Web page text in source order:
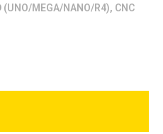
(UNO/MEGA/NANO/R4), CNC